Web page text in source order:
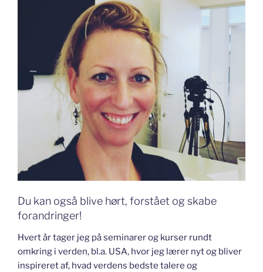
Du kan også blive hørt, forstået og skabe
forandringer!
Hvert år tager jeg på seminarer og kurser rundt
omkring i verden, bl.a. USA, hvor jeg lærer nyt og bliver
inspireret af, hvad verdens bedste talere og